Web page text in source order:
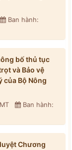
Ban hành:
bố thủ tục
và Bảo vệ
của Bộ Nông
Ban hành:
Chương